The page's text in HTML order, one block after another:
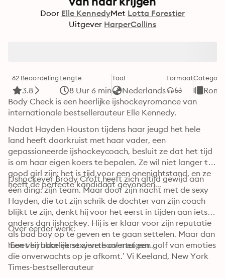
Door Elle KennedyMet Lotta Forestier
Uitgever HarperCollins
62 Beoordeling
3.8
Lengte
8 Uur 6 min
Taal
Nederlands
Formaat
Body Check is een heerlijke ijshockeyromance van
Nadat Hayden Houston tijdens haar jeugd het hele
land heeft doorkruist met haar vader, een
gepassioneerde ijshockeycoach, besluit ze dat het tijd
is om haar eigen koers te bepalen. Ze wil niet langer the
good girl zijn: het is tijd voor een onenightstand, en ze
heeft de perfecte kandidaat gevonden...
IJshockeyer Brody Croft heeft zich altijd gewijd aan
één ding: zijn team. Maar door zijn nacht met de sexy
Hayden, die tot zijn schrik de dochter van zijn coach
blijkt te zijn, denkt hij voor het eerst in tijden aan iets
anders dan ijshockey. Hij is er klaar voor zijn reputatie
als bad boy op te geven en te gaan settelen. Maar dan
moet hij haar eerst zien te overtuigen...
Over eerder werk:
‘Een verrukkelijk sexy verhaal met een golf van emoties
die onverwachts op je afkomt.’ Vi Keeland, New York
Times-bestsellerauteur